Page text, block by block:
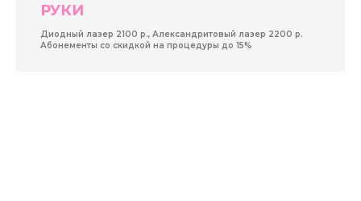
РУКИ
Диодный лазер 2100 р., Александритовый лазер 2200 р.
Абонементы со скидкой на процедуры до 15%